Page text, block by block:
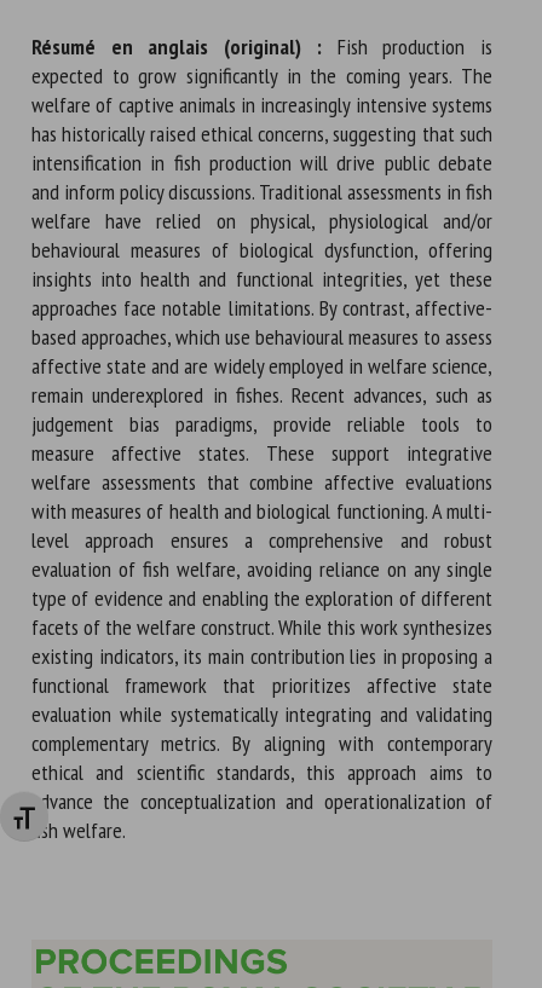
Changer la taille de la police
Résumé en anglais (original) :Fish production is
expected to grow significantly in the coming years. The
welfare of captive animals in increasingly intensive systems
has historically raised ethical concerns, suggesting that such
intensification in fish production will drive public debate
and inform policy discussions. Traditional assessments in fish
welfare have relied on physical, physiological and/or
behavioural measures of biological dysfunction, offering
insights into health and functional integrities, yet these
approaches face notable limitations. By contrast, affective-
based approaches, which use behavioural measures to assess
affective state and are widely employed in welfare science,
remain underexplored in fishes. Recent advances, such as
judgement bias paradigms, provide reliable tools to
measure affective states. These support integrative
welfare assessments that combine affective evaluations
with measures of health and biological functioning. A multi-
level approach ensures a comprehensive and robust
evaluation of fish welfare, avoiding reliance on any single
type of evidence and enabling the exploration of different
facets of the welfare construct. While this work synthesizes
existing indicators, its main contribution lies in proposing a
functional framework that prioritizes affective state
evaluation while systematically integrating and validating
complementary metrics. By aligning with contemporary
ethical and scientific standards, this approach aims to
advance the conceptualization and operationalization of
fish welfare.